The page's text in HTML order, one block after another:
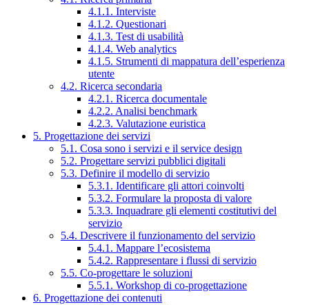
4.1.1. Interviste
4.1.2. Questionari
4.1.3. Test di usabilità
4.1.4. Web analytics
4.1.5. Strumenti di mappatura dell’esperienza
utente
4.2. Ricerca secondaria
4.2.1. Ricerca documentale
4.2.2. Analisi benchmark
4.2.3. Valutazione euristica
5. Progettazione dei servizi
5.1. Cosa sono i servizi e il service design
5.2. Progettare servizi pubblici digitali
5.3. Definire il modello di servizio
5.3.1. Identificare gli attori coinvolti
5.3.2. Formulare la proposta di valore
5.3.3. Inquadrare gli elementi costitutivi del
servizio
5.4. Descrivere il funzionamento del servizio
5.4.1. Mappare l’ecosistema
5.4.2. Rappresentare i flussi di servizio
5.5. Co-progettare le soluzioni
5.5.1. Workshop di co-progettazione
6. Progettazione dei contenuti